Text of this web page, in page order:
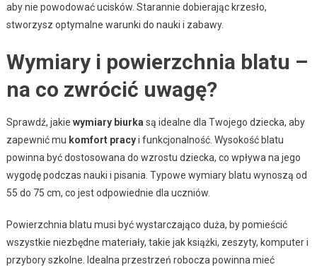
aby nie powodować ucisków. Starannie dobierając krzesło,
stworzysz optymalne warunki do nauki i zabawy.
Wymiary i powierzchnia blatu –
na co zwrócić uwagę?
Sprawdź, jakie wymiary biurka są idealne dla Twojego dziecka, aby
zapewnić mu komfort pracyi funkcjonalność. Wysokość blatu
powinna być dostosowana do wzrostu dziecka, co wpływa na jego
wygodę podczas nauki i pisania. Typowe wymiary blatu wynoszą od
55 do 75 cm, co jest odpowiednie dla uczniów.
Powierzchnia blatu musi być wystarczająco duża, by pomieścić
wszystkie niezbędne materiały, takie jak książki, zeszyty, komputer i
przybory szkolne. Idealna przestrzeń robocza powinna mieć